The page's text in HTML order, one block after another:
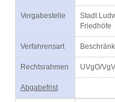
Vergabestelle
Stadt
Friedhöfe
Verfahrensart
Rechtsrahmen UVgO/VgV
Abgabefrist